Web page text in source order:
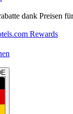
dank Preisen
Rewards